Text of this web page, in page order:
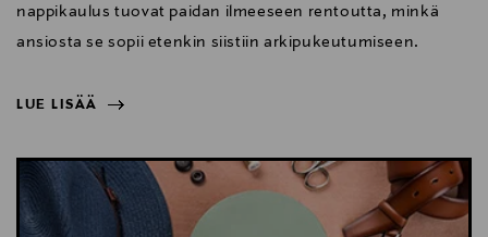
nappikaulus tuovat paidan ilmeeseen rentoutta, minkä
ansiosta se sopii etenkin siistiin arkipukeutumiseen.
LUE LISÄÄ
LUE LISÄÄ